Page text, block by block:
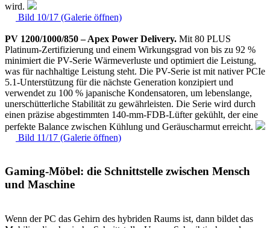
wird.
Bild 10/17 (Galerie öffnen)
PV 1200/1000/850 – Apex Power Delivery. Mit 80 PLUS
Platinum-Zertifizierung und einem Wirkungsgrad von bis zu 92 %
minimiert die PV-Serie Wärmeverluste und optimiert die Leistung,
was für nachhaltige Leistung steht. Die PV-Serie ist mit nativer PCIe
5.1-Unterstützung für die nächste Generation konzipiert und
verwendet zu 100 % japanische Kondensatoren, um lebenslange,
unerschütterliche Stabilität zu gewährleisten. Die Serie wird durch
einen präzise abgestimmten 140-mm-FDB-Lüfter gekühlt, der eine
perfekte Balance zwischen Kühlung und Geräuscharmut erreicht.
Bild 11/17 (Galerie öffnen)
Gaming-Möbel: die Schnittstelle zwischen Mensch
und Maschine
Wenn der PC das Gehirn des hybriden Raums ist, dann bildet das